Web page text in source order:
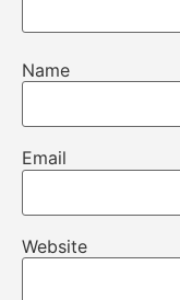
Name
Email
Website